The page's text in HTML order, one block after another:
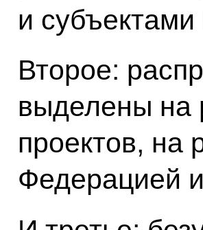
и
Второе:
выделены на
проектов, на
Федерацией